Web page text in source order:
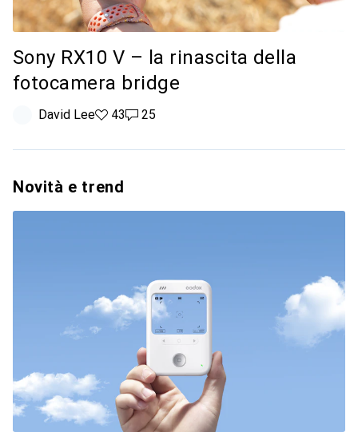
Sony RX10 V – la rinascita della
fotocamera bridge
David Lee43 like
4325 commenti
25
Novità e trend